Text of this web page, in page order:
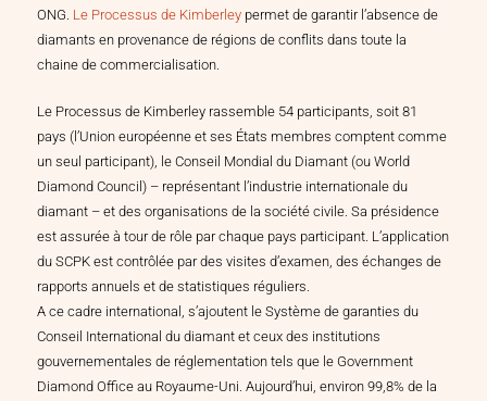
ONG. Le Processus de Kimberley permet de garantir l’absence de
diamants en provenance de régions de conflits dans toute la
chaine de commercialisation.
Le Processus de Kimberley rassemble 54 participants, soit 81
pays (l’Union européenne et ses États membres comptent comme
un seul participant), le Conseil Mondial du Diamant (ou World
Diamond Council) – représentant l’industrie internationale du
diamant – et des organisations de la société civile. Sa présidence
est assurée à tour de rôle par chaque pays participant. L’application
du SCPK est contrôlée par des visites d’examen, des échanges de
rapports annuels et de statistiques réguliers.
A ce cadre international, s’ajoutent le Système de garanties du
Conseil International du diamant et ceux des institutions
gouvernementales de réglementation tels que le Government
Diamond Office au Royaume-Uni. Aujourd’hui, environ 99,8% de la